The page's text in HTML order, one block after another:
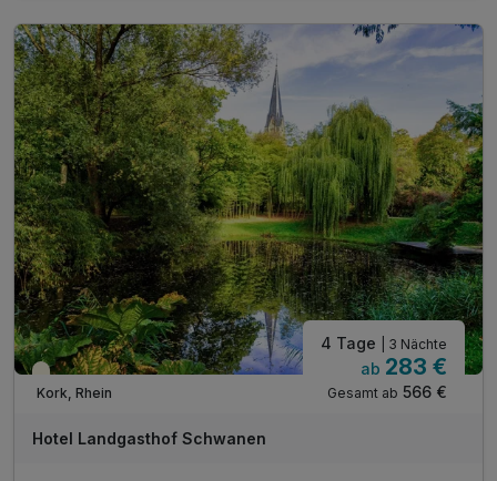
inkl. 1 Flasche Mineralwasser auf dem Zimmer
inkl. Parkplatz
inkl. WLAN
inkl. Übernachtungssteuer
Teilweise ausgelastet
Kork, Rhein
4 Tage | 3 Nächte
ab 283 €
Gesamt ab 566 €
Hotel Landgasthof Schwanen